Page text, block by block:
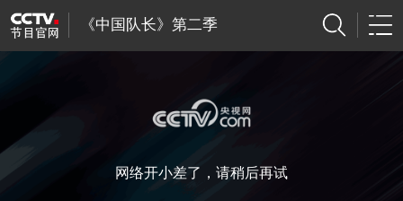
《中国队长》第二季
网络开小差了，请稍后再试